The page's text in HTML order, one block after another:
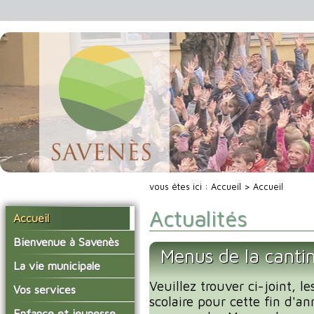
Accueil
Bienvenue à Savenès
Situer Savenès
Savenès en chiffre
L'histoire du village
La vie municipale
Vos élus
Les compte-rendus du
Vos services
La mairie
vous êtes ici : Accueil > Accueil
Actualités
Menus de la
Veuillez trouver ci-joint,
scolaire pour cette fin